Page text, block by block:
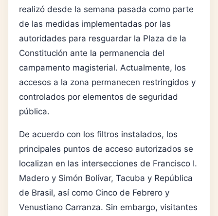
realizó desde la semana pasada como parte
de las medidas implementadas por las
autoridades para resguardar la Plaza de la
Constitución ante la permanencia del
campamento magisterial. Actualmente, los
accesos a la zona permanecen restringidos y
controlados por elementos de seguridad
pública.
De acuerdo con los filtros instalados, los
principales puntos de acceso autorizados se
localizan en las intersecciones de Francisco I.
Madero y Simón Bolívar, Tacuba y República
de Brasil, así como Cinco de Febrero y
Venustiano Carranza. Sin embargo, visitantes